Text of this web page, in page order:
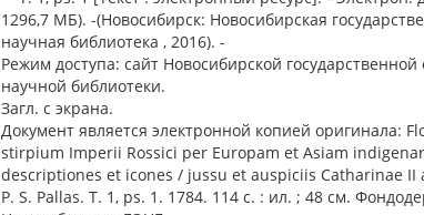
1296,7 МБ). -(Новосибирск: Новосибирская
научная библиотека , 2016). -
Режим доступа: сайт Новосибирской государственной
научной библиотеки.
Загл. с экрана.
Документ является электронной копией оригинала:
stirpium Imperii Rossici per Europam et Asiam
descriptiones et icones / jussu et auspiciis Catharinae II
P. S. Pallas. T. 1, ps. 1. 1784. 114 c. : ил. ; 48 см.